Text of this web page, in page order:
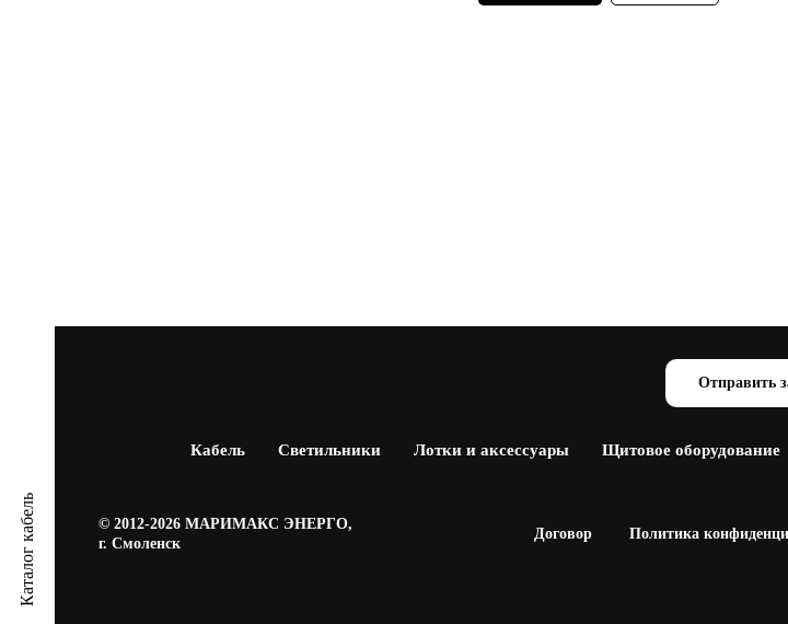
Каталог кабель
Отправить
Кабель Светильники Лотки и аксессуары Щитовое оборудование
© 2012-2026 МАРИМАКС ЭНЕРГО,
г. Смоленск
Договор Политика